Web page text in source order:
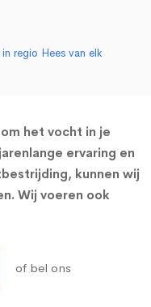
regio Hees van elk
het vocht in je
ervaring en
kunnen wij
Wij voeren ook
of bel ons